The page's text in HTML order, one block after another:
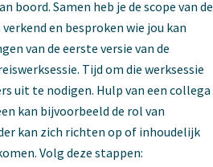
boord. Samen heb je de scope van de
en besproken wie jou kan
van de eerste versie van de
Tijd om die werksessie
uit te nodigen. Hulp van een collega
kan bijvoorbeeld de rol van
kan zich richten op of inhoudelijk
Volg deze stappen: